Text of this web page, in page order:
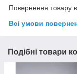
Повернення товару
Всі умови
Подібні товари